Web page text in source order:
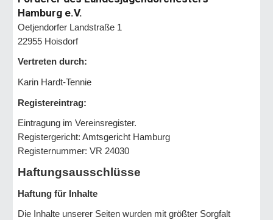
Hamburg e.V.
Oetjendorfer Landstraße 1
22955 Hoisdorf
Vertreten durch:
Karin Hardt-Tennie
Registereintrag:
Eintragung im Vereinsregister.
Registergericht: Amtsgericht Hamburg
Registernummer: VR 24030
Haftungsausschlüsse
Haftung für Inhalte
Die Inhalte unserer Seiten wurden mit größter Sorgfalt